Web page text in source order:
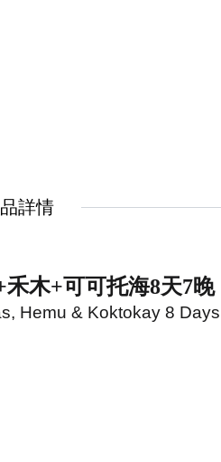
詳情
禾木+可可托海8天7晚
Hemu & Koktokay 8 Days